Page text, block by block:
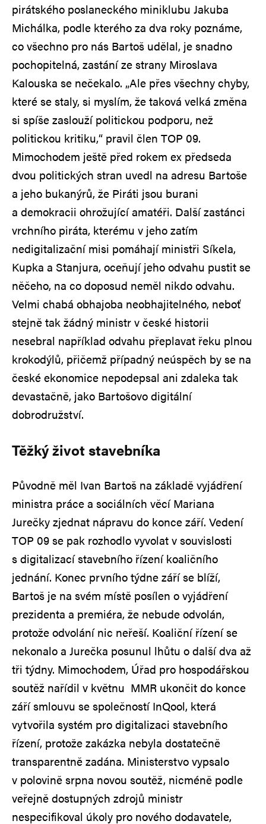
pirátského poslaneckého miniklubu Jakuba
Michálka, podle kterého za dva roky poznáme,
co všechno pro nás Bartoš udělal, je snadno
pochopitelná, zastání ze strany Miroslava
Kalouska se nečekalo. „Ale přes všechny chyby,
které se staly, si myslím, že taková velká změna
si spíše zaslouží politickou podporu, než
politickou kritiku,“ pravil člen TOP 09.
Mimochodem ještě před rokem ex předseda
dvou politických stran uvedl na adresu Bartoše
a jeho bukanýrů, že Piráti jsou burani
a demokracii ohrožující amatéři. Další zastánci
vrchního piráta, kterému v jeho zatím
nedigitalizační misi pomáhají ministři Síkela,
Kupka a Stanjura, oceňují jeho odvahu pustit se
něčeho, na co doposud neměl nikdo odvahu.
Velmi chabá obhajoba neobhajitelného, neboť
stejně tak žádný ministr v české historii
nesebral například odvahu přeplavat řeku plnou
krokodýlů, přičemž případný neúspěch by se na
české ekonomice nepodepsal ani zdaleka tak
devastačně, jako Bartošovo digitální
dobrodružství.
Těžký život stavebníka
Původně měl Ivan Bartoš na základě vyjádření
ministra práce a sociálních věcí Mariana
Jurečky zjednat nápravu do konce září. Vedení
TOP 09 se pak rozhodlo vyvolat v souvislosti
s digitalizací stavebního řízení koaličního
jednání. Konec prvního týdne září se blíží,
Bartoš je na svém místě posílen o vyjádření
prezidenta a premiéra, že nebude odvolán,
protože odvolání nic neřeší. Koaliční řízení se
nekonalo a Jurečka posunul lhůtu o další dva až
tři týdny. Mimochodem, Úřad pro hospodářskou
soutěž nařídil v květnu MMR ukončit do konce
září smlouvu se společností InQool, která
vytvořila systém pro digitalizaci stavebního
řízení, protože zakázka nebyla dostatečně
transparentně zadána. Ministerstvo vypsalo
v polovině srpna novou soutěž, nicméně podle
veřejně dostupných zdrojů ministr
nespecifikoval úkoly pro nového dodavatele,